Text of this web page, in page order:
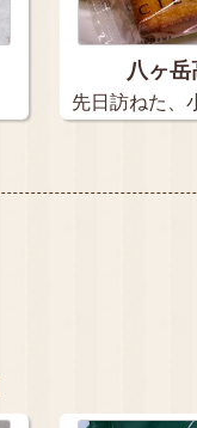
八ヶ
先日訪ねた、